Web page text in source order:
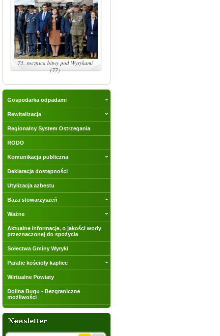
75. rocznica bitwy pod Wyrykami
(77)
Gospodarka odpadami
Rewitalizacja
Regionalny System Ostrzegania
RODO
Komunikacja publiczna
Deklaracja dostępności
Utylizacja azbestu
Baza stowarzyszeń
Ważne
Aktualne informacje, o jakości wody
przeznaczonej do spożycia
Sołectwa Gminy Wyryki
Parafie kościoły kaplice
Wirtualne Powiaty
Dolina Bugu - Bezgraniczne
możliwości